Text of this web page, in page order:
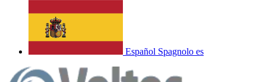
Español Spagnolo es